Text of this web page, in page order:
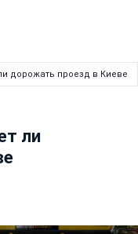
дорожать проезд в Киеве
ли